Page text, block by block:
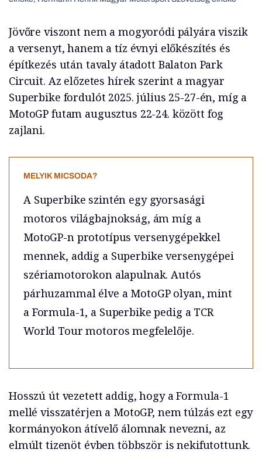
Jövőre viszont nem a mogyoródi pályára viszik
a versenyt, hanem a tíz évnyi előkészítés és
építkezés után tavaly átadott Balaton Park
Circuit. Az előzetes hírek szerint a magyar
Superbike fordulót 2025. július 25-27-én, míg a
MotoGP futam augusztus 22-24. között fog
zajlani.
MELYIK MICSODA?
A Superbike szintén egy gyorsasági
motoros világbajnokság, ám míg a
MotoGP-n prototípus versenygépekkel
mennek, addig a Superbike versenygépei
szériamotorokon alapulnak. Autós
párhuzammal élve a MotoGP olyan, mint
a Formula-1, a Superbike pedig a TCR
World Tour motoros megfelelője.
Hosszú út vezetett addig, hogy a Formula-1
mellé visszatérjen a MotoGP, nem túlzás ezt egy
kormányokon átívelő álomnak nevezni, az
elmúlt tizenöt évben többször is nekifutottunk.